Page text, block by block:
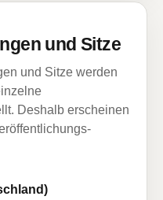
und Sitze
und Sitze werden
Deshalb erscheinen